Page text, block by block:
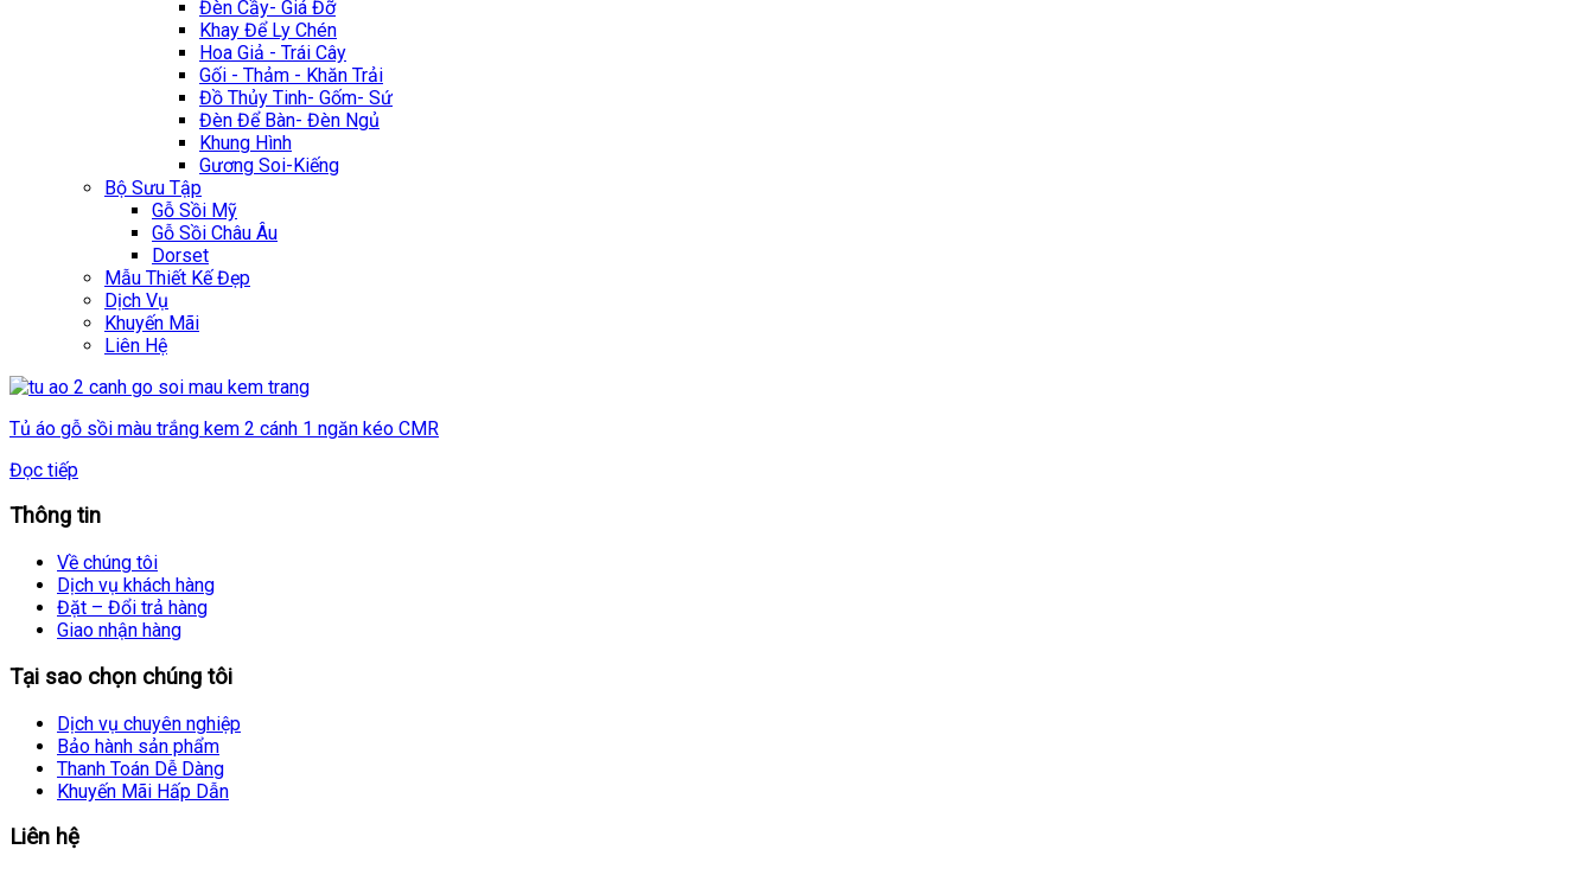
Đèn Cầy- Giá Đỡ
Khay Để Ly Chén
Hoa Giả - Trái Cây
Gối - Thảm - Khăn Trải
Đồ Thủy Tinh- Gốm- Sứ
Đèn Để Bàn- Đèn Ngủ
Khung Hình
Gương Soi-Kiếng
Bộ Sưu Tập
Gỗ Sồi Mỹ
Gỗ Sồi Châu Âu
Dorset
Mẫu Thiết Kế Đẹp
Dịch Vụ
Khuyến Mãi
Liên Hệ
Tủ áo gỗ sồi màu trắng kem 2 cánh 1 ngăn kéo CMR
Đọc tiếp
Thông tin
Về chúng tôi
Dịch vụ khách hàng
Đặt – Đổi trả hàng
Giao nhận hàng
Tại sao chọn chúng tôi
Dịch vụ chuyên nghiệp
Bảo hành sản phẩm
Thanh Toán Dễ Dàng
Khuyến Mãi Hấp Dẫn
Liên hệ